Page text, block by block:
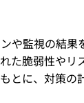
や監視の結果
た脆弱性やリ
とに、対策の